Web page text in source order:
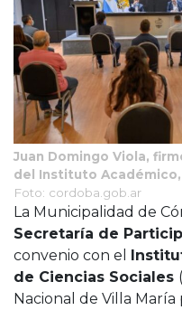
Juan Domingo Viola,
del Instituto Académico,
Foto: cordoba.gob.ar
La Municipalidad de
Secretaría de
convenio con el
de Ciencias Sociales
Nacional de Villa María